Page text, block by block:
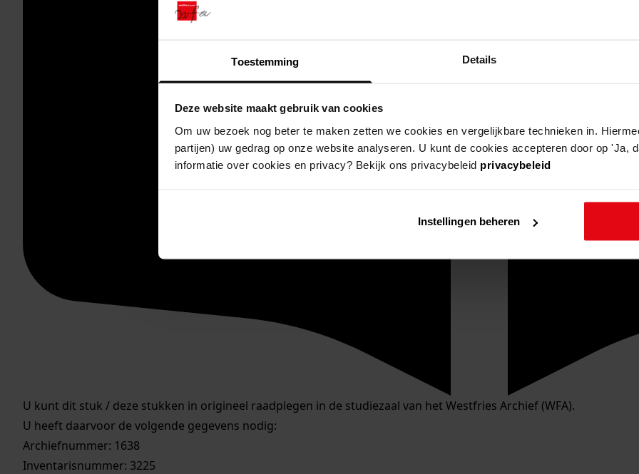
Toestemming Details
Deze website maakt gebruik van cookies
Om uw bezoek nog beter te maken zetten we cookies en vergelijkbare technieken in.
partijen) uw gedrag op onze website analyseren. U kunt de cookies accepteren door op 'Ja,
informatie over cookies en privacy? Bekijk ons privacybeleid privacybeleid
Instellingen beheren
U kunt dit stuk / deze stukken in origineel raadplegen in de studiezaal van het Westfries Archief (WFA).
U heeft daarvoor de volgende gegevens nodig:
Archiefnummer: 1638
Inventarisnummer: 3225